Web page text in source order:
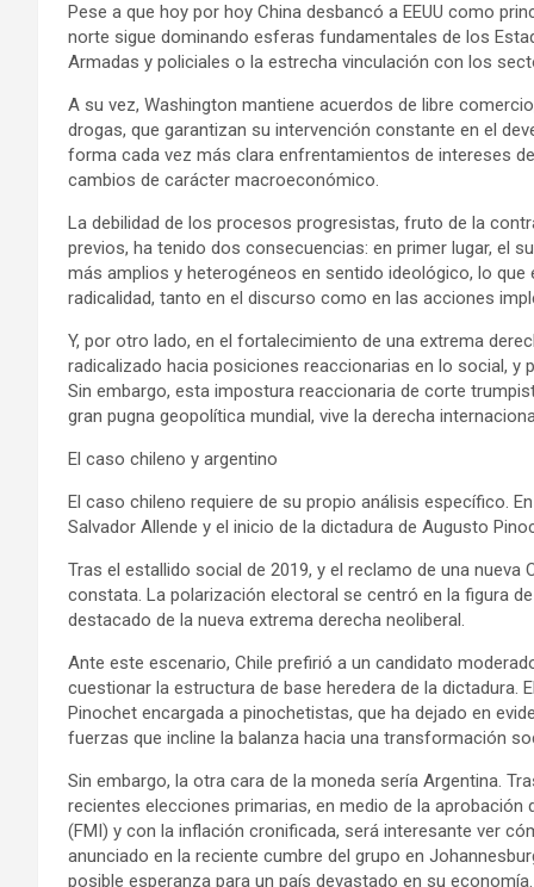
Pese a que hoy por hoy China desbancó a EEUU como
norte sigue dominando esferas fundamentales de los
Armadas y policiales o la estrecha vinculación con los
A su vez, Washington mantiene acuerdos de libre
drogas, que garantizan su intervención constante en el
forma cada vez más clara enfrentamientos de intereses
cambios de carácter macroeconómico.
La debilidad de los procesos progresistas, fruto de la
previos, ha tenido dos consecuencias: en primer lugar, el
más amplios y heterogéneos en sentido ideológico, lo
radicalidad, tanto en el discurso como en las acciones
Y, por otro lado, en el fortalecimiento de una extrema
radicalizado hacia posiciones reaccionarias en lo social,
Sin embargo, esta impostura reaccionaria de corte
gran pugna geopolítica mundial, vive la derecha
El caso chileno y argentino
El caso chileno requiere de su propio análisis específico.
Salvador Allende y el inicio de la dictadura de Augusto
Tras el estallido social de 2019, y el reclamo de una
constata. La polarización electoral se centró en la figura
destacado de la nueva extrema derecha neoliberal.
Ante este escenario, Chile prefirió a un candidato
cuestionar la estructura de base heredera de la dictadura.
Pinochet encargada a pinochetistas, que ha dejado en
fuerzas que incline la balanza hacia una transformación
Sin embargo, la otra cara de la moneda sería Argentina.
recientes elecciones primarias, en medio de la
(FMI) y con la inflación cronificada, será interesante ver
anunciado en la reciente cumbre del grupo en
posible esperanza para un país devastado en su economía.